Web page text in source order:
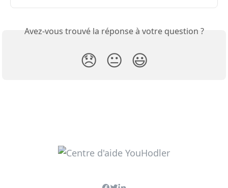
Avez-vous trouvé la réponse à votre question ?
😞 😐 😃